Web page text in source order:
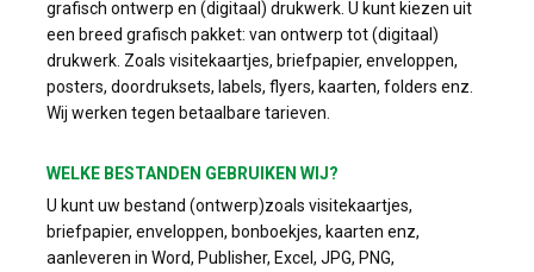
grafisch ontwerp en (digitaal) drukwerk. U kunt kiezen uit
een breed grafisch pakket: van ontwerp tot (digitaal)
drukwerk. Zoals visitekaartjes, briefpapier, enveloppen,
posters, doordruksets, labels, flyers, kaarten, folders enz.
Wij werken tegen betaalbare tarieven.
WELKE BESTANDEN GEBRUIKEN WIJ?
U kunt uw bestand (ontwerp)zoals visitekaartjes,
briefpapier, enveloppen, bonboekjes, kaarten enz,
aanleveren in Word, Publisher, Excel, JPG, PNG,